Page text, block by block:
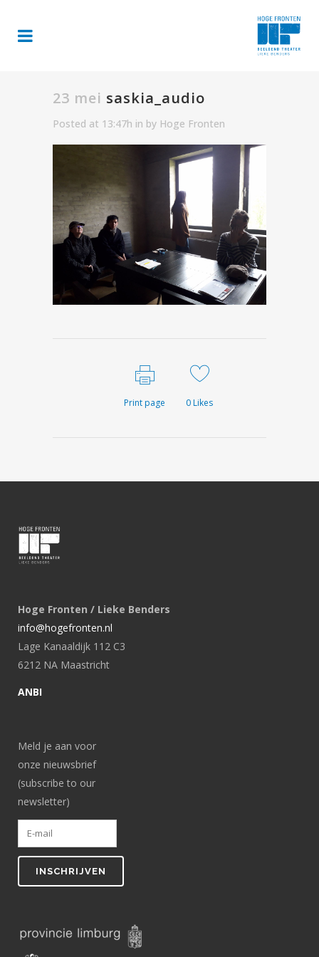
23 mei saskia_audio
Posted at 13:47h in by Hoge Fronten
Print page 0Likes
Hoge Fronten / Lieke Benders
info@hogefronten.nl
Lage Kanaaldijk 112 C3
6212 NA Maastricht
ANBI
Meld je aan voor
onze nieuwsbrief
(subscribe to our
newsletter)